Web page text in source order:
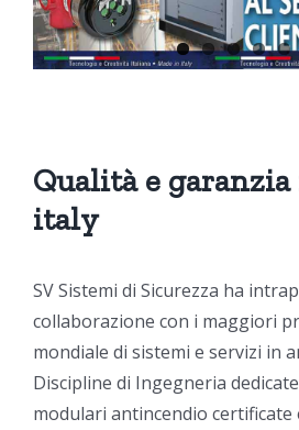
Qualità e
italy
SV Sistemi di Sicurezza ha
collaborazione con i maggiori
mondiale di sistemi e servizi in
Discipline di Ingegneria
modulari antincendio certificate